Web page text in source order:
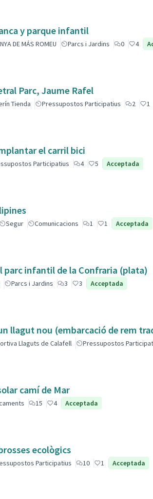
y parque infantil
DE MÁS ROMEU Parcs i Jardins 0 4
Parc, Jaume Rafel
Tienda Pressupostos Participatius 2 1
el carril bici
Participatius 4 5 Acceptada
Segur Comunicacions 1 1 Acceptada
parc infantil de la Confraria (plata)
Parcs i Jardins 3 3 Acceptada
llagut nou (embarcació de rem
Llaguts de Calafell Pressupostos
camí de Mar
15 4 Acceptada
ecològics
Participatius 10 1 Acceptada